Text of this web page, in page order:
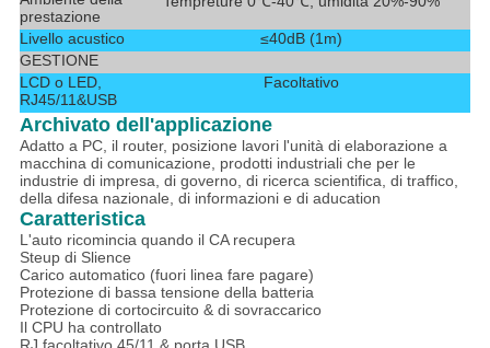
prestazione
Livello acustico
≤40dB (1m)
GESTIONE
LCD o LED,
RJ45/11&USB
Facoltativo
Archivato dell'applicazione
Adatto a PC, il router, posizione lavori l'unità di elaborazione a
macchina di comunicazione, prodotti industriali che per le
industrie di impresa, di governo, di ricerca scientifica, di traffico,
della difesa nazionale, di informazioni e di aducation
Caratteristica
L'auto ricomincia quando il CA recupera
Steup di Slience
Carico automatico (fuori linea fare pagare)
Protezione di bassa tensione della batteria
Protezione di cortocircuito & di sovraccarico
Il CPU ha controllato